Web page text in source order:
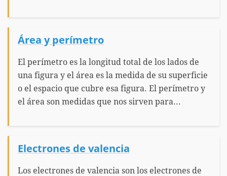
Área y perímetro
El perímetro es la longitud total de los lados de
una figura y el área es la medida de su superficie
o el espacio que cubre esa figura. El perímetro y
el área son medidas que nos sirven para...
Electrones de valencia
Los electrones de valencia son los electrones de